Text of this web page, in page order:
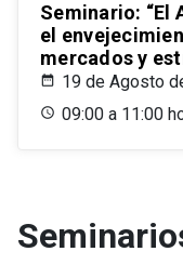
Seminario: “El
el
mercados y
19 de Agosto
09:00 a 11:00